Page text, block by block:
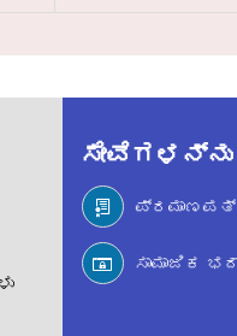
ಸೇವೆಗಳನ್ನು
ಸಾಮಾಜಿಕ